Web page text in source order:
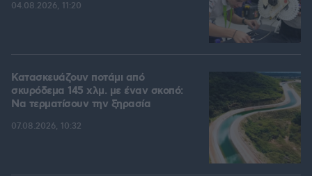
04.08.2026, 11:20
Κατασκευάζουν ποτάμι από
σκυρόδεμα 145 χλμ. με έναν σκοπό:
Να τερματίσουν την ξηρασία
07.08.2026, 10:32